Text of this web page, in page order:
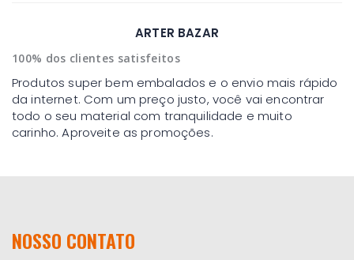
ARTER BAZAR
100% dos clientes satisfeitos
Produtos super bem embalados e o envio mais rápido
da internet. Com um preço justo, você vai encontrar
todo o seu material com tranquilidade e muito
carinho. Aproveite as promoções.
NOSSO CONTATO